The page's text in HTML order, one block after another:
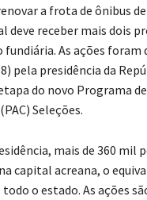
a frota de ônibus
deve receber mais dois
fundiária. As ações foram
pela presidência da
do novo Programa
Seleções.
mais de 360 mil
capital acreana, o
todo o estado. As ações